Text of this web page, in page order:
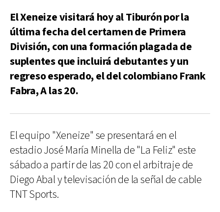
El Xeneize visitará hoy al Tiburón por la
última fecha del certamen de Primera
División, con una formación plagada de
suplentes que incluirá debutantes y un
regreso esperado, el del colombiano Frank
Fabra, A las 20.
El equipo "Xeneize" se presentará en el
estadio José María Minella de "La Feliz" este
sábado a partir de las 20 con el arbitraje de
Diego Abal y televisación de la señal de cable
TNT Sports.